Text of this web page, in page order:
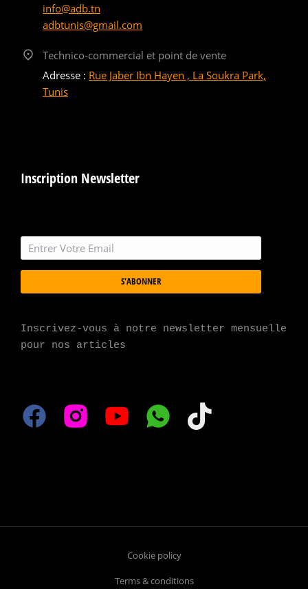
info@adb.tn
adbtunis@gmail.com
Technico-commercial et point de vente
Adresse : Rue Jaber Ibn Hayen , La Soukra Park,
Tunis
Inscription Newsletter
S'ABONNER
Inscrivez-vous à notre newsletter mensuelle
pour nos articles
Cookie policy
Terms & conditions